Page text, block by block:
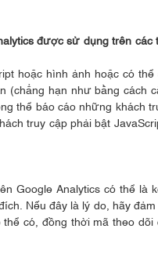
được sử dụng trên các
hoặc hình ảnh hoặc có
(chẳng hạn như bằng cách
thể báo cáo những khách
truy cập phải bật
Google Analytics có thể là
Nếu đây là lý do, hãy
có, đồng thời mã theo dõi